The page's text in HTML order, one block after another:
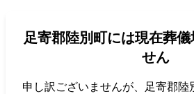
会社概要 店舗用
足寄郡陸別町には現在葬
せん
申し訳ございませんが、 足寄郡陸